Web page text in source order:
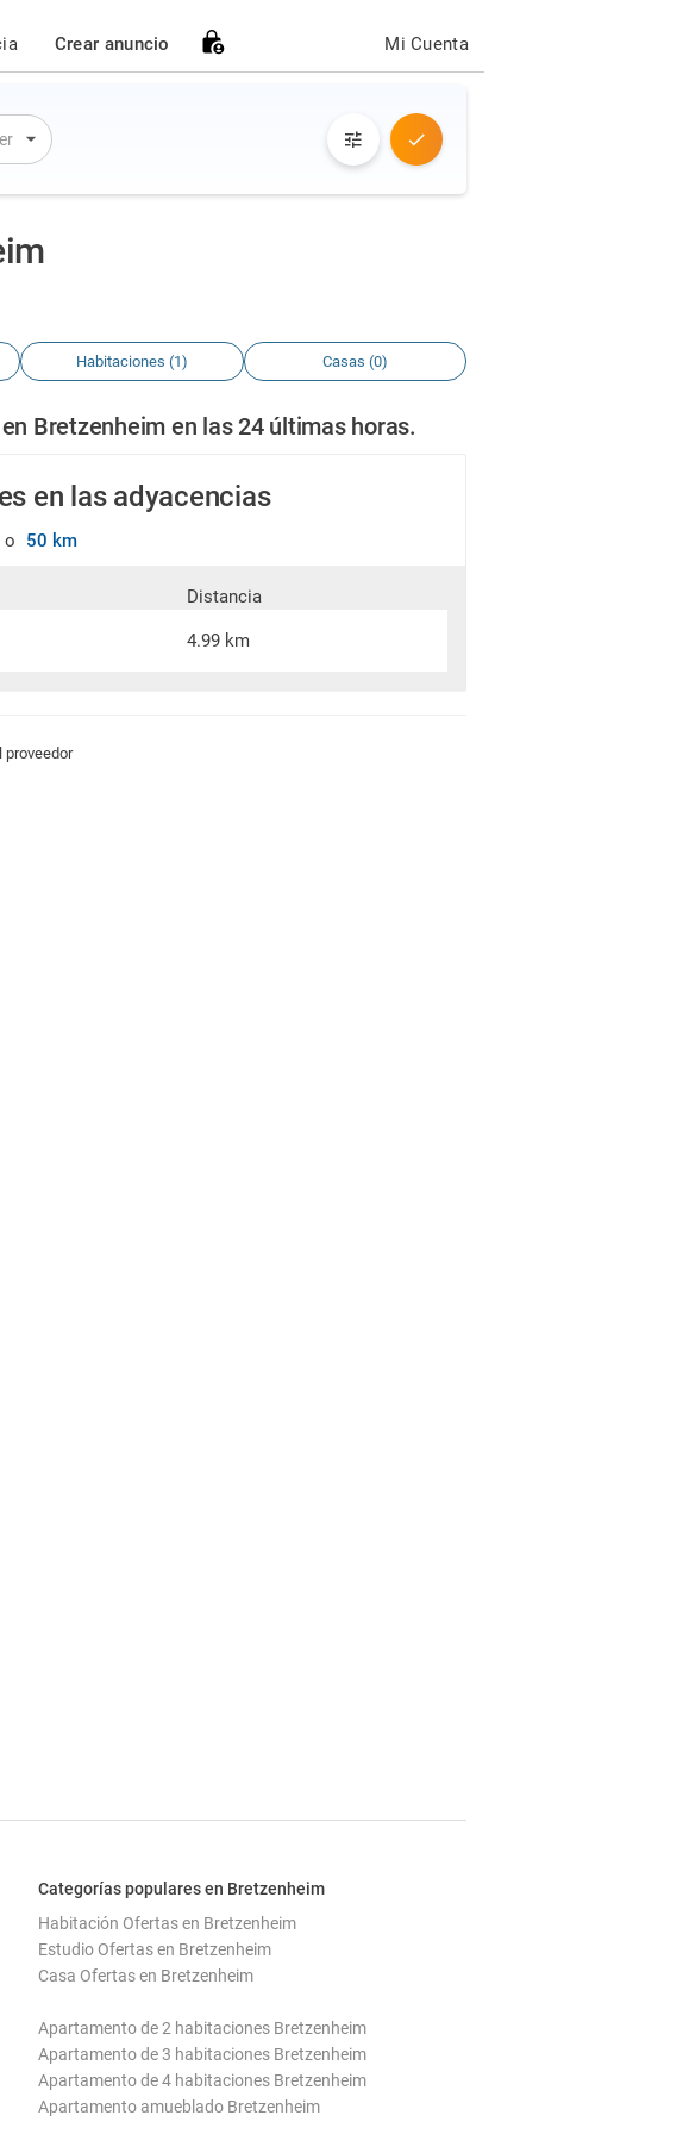
Crear anuncio Mi Cuenta
Habitaciones (1) Casas (0)
Bretzenheim en las 24 últimas horas.
en las adyacencias
o 50 km
Distancia
4.99 km
proveedor
Categorías populares en Bretzenheim
Habitación Ofertas en Bretzenheim
Estudio Ofertas en Bretzenheim
Casa Ofertas en Bretzenheim
Apartamento de 2 habitaciones Bretzenheim
Apartamento de 3 habitaciones Bretzenheim
Apartamento de 4 habitaciones Bretzenheim
Apartamento amueblado Bretzenheim